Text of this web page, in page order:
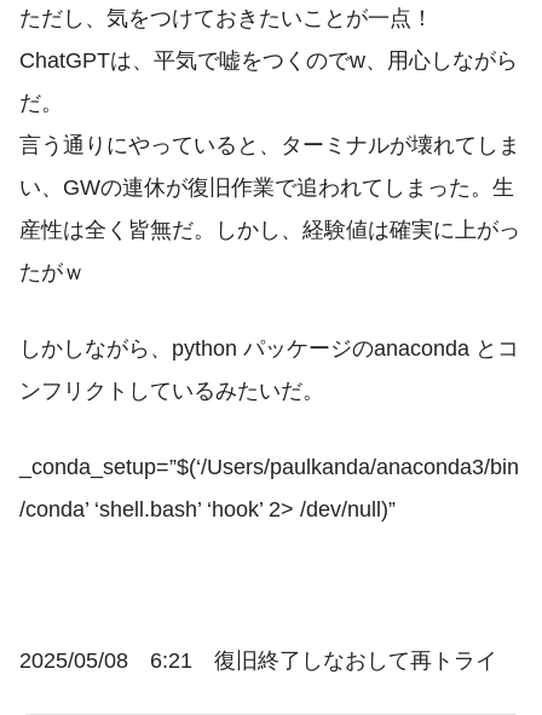
ただし、気をつけておきたいことが一点！
ChatGPTは、平気で嘘をつくのでw、用心しながら
だ。
言う通りにやっていると、ターミナルが壊れてしま
い、GWの連休が復旧作業で追われてしまった。生
産性は全く皆無だ。しかし、経験値は確実に上がっ
たがｗ
しかしながら、python パッケージのanaconda とコ
ンフリクトしているみたいだ。
_conda_setup=”$(‘/Users/paulkanda/anaconda3/bin
/conda’ ‘shell.bash’ ‘hook’ 2> /dev/null)”
2025/05/08 6:21 復旧終了しなおして再トライ